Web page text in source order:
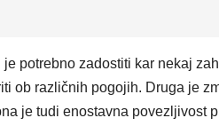
potrebno zadostiti kar nekaj
ob različnih pogojih. Druga je
je tudi enostavna povezljivost